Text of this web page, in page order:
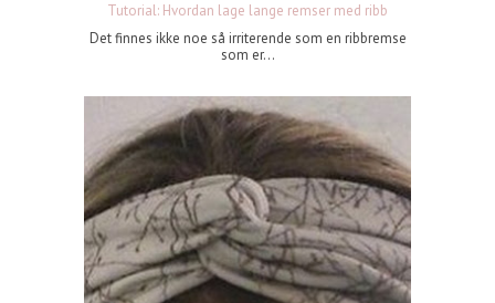
Tutorial: Hvordan lage lange remser med ribb
Det finnes ikke noe så irriterende som en ribbremse
som er...